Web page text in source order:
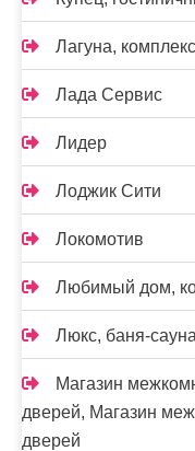
Лагуна, комплекс
Лада Сервис
Лидер
Лоджик Сити
Локомотив
Любимый дом,
Люкс, баня-сауна
Магазин
дверей, Магазин
дверей